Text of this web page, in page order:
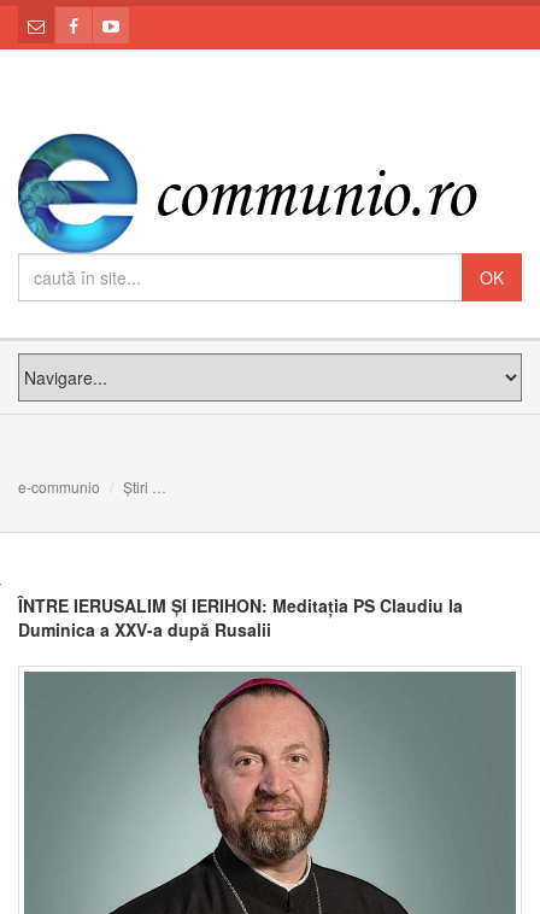
e-communio Știri
ÎNTRE IERUSALIM ȘI IERIHON: Meditația PS Claudiu la
Duminica a XXV-a după Rusalii